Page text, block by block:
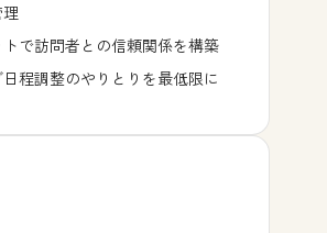
で訪問者との信頼関係を構築
日程調整のやりとりを最低限に